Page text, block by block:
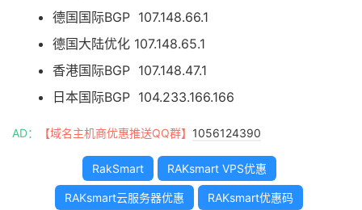
德国国际BGP 107.148.66.1
德国大陆优化 107.148.65.1
香港国际BGP 107.148.47.1
日本国际BGP 104.233.166.166
AD： 【域名主机商优惠推送QQ群】 1056124390
RakSmart RAKsmart VPS优惠
RAKsmart云服务器优惠 RAKsmart优惠码